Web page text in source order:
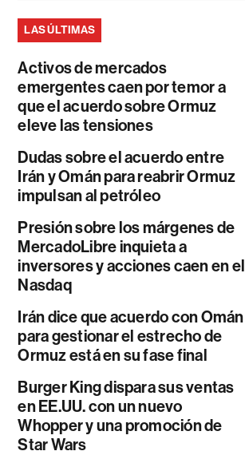
LAS ÚLTIMAS
Activos de mercados
emergentes caen por temor a
que el acuerdo sobre Ormuz
eleve las tensiones
Dudas sobre el acuerdo entre
Irán y Omán para reabrir Ormuz
impulsan al petróleo
Presión sobre los márgenes de
MercadoLibre inquieta a
inversores y acciones caen en el
Nasdaq
Irán dice que acuerdo con Omán
para gestionar el estrecho de
Ormuz está en su fase final
Burger King dispara sus ventas
en EE.UU. con un nuevo
Whopper y una promoción de
Star Wars